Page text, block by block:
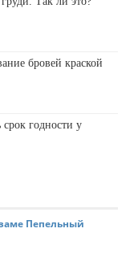
бровей краской
годности у
Пепельный